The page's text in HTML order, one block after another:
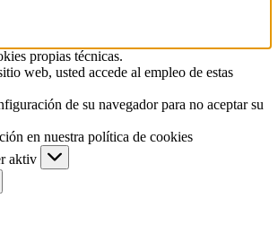
propias técnicas.
web, usted accede al empleo de estas
de su navegador para no aceptar su
en nuestra política de cookies
aktiv